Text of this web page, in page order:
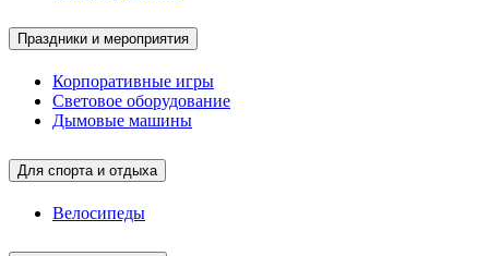
Праздники и мероприятия
Корпоративные игры
Световое оборудование
Дымовые машины
Для спорта и отдыха
Велосипеды